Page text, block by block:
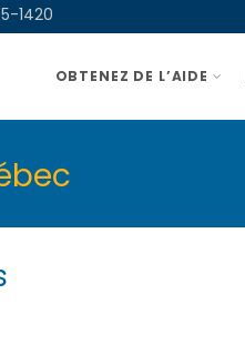
1420
OBTENEZ DE L’AIDE